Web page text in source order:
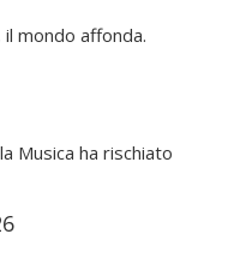
il mondo affonda.
Musica ha rischiato